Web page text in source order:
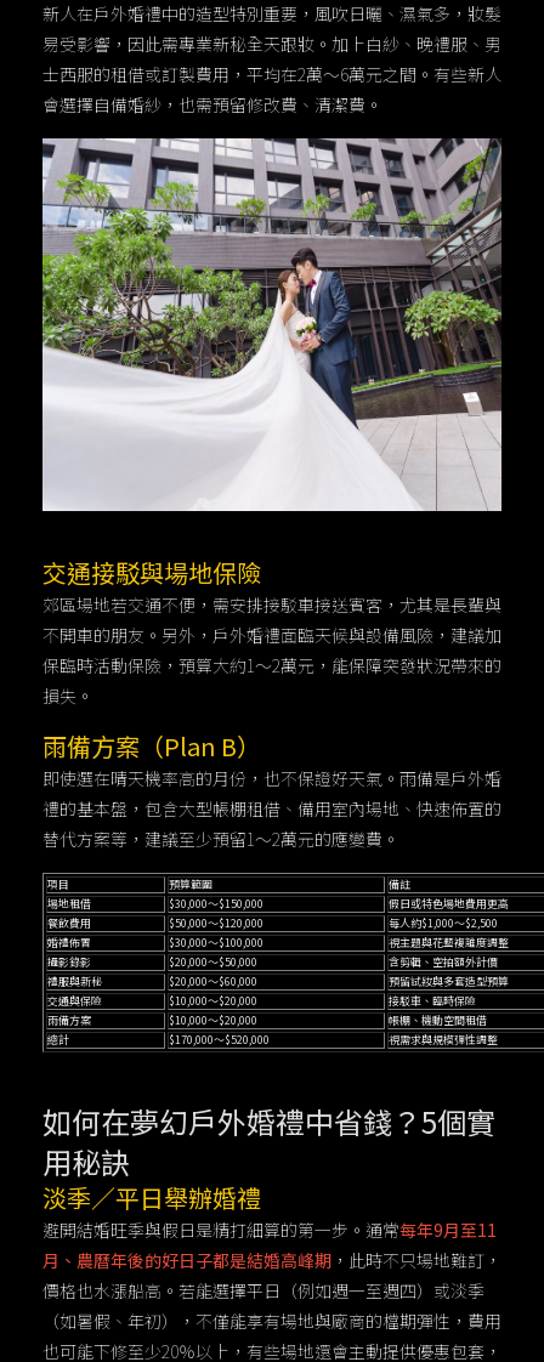
新人在戶外婚禮中的造型特別重要，風吹日曬、濕氣多，妝髮
易受影響，因此需專業新秘全天跟妝。加上白紗、晚禮服、男
士西服的租借或訂製費用，平均在2萬～6萬元之間。有些新人
會選擇自備婚紗，也需預留修改費、清潔費。
交通接駁與場地保險
郊區場地若交通不便，需安排接駁車接送賓客，尤其是長輩與
不開車的朋友。另外，戶外婚禮面臨天候與設備風險，建議加
保臨時活動保險，預算大約1～2萬元，能保障突發狀況帶來的
損失。
雨備方案（Plan B）
即使選在晴天機率高的月份，也不保證好天氣。雨備是戶外婚
禮的基本盤，包含大型帳棚租借、備用室內場地、快速佈置的
替代方案等，建議至少預留1～2萬元的應變費。
項目 預算範圍
備註
場地租借
$30,000～$150,000
假日或特色場地費用更高
餐飲費用
$50,000～$120,000
每人約$1,000～$2,500
婚禮佈置
$30,000～$100,000
視主題與花藝複雜度調整
攝影錄影
$20,000～$50,000
含剪輯、空拍額外計價
禮服與新秘
$20,000～$60,000
預留試妝與多套造型預算
交通與保險
$10,000～$20,000
接駁車、臨時保險
雨備方案
$10,000～$20,000
帳棚、機動空間租借
總計
$170,000～$520,000 視需求與規模彈性調整
如何在夢幻戶外婚禮中省錢？5個實
用秘訣
淡季／平日舉辦婚禮
避開結婚旺季與假日是精打細算的第一步。通常每年9月至11
月、農曆年後的好日子都是結婚高峰期 ，此時不只場地難訂，
價格也水漲船高。若能選擇平日（例如週一至週四）或淡季
（如暑假、年初），不僅能享有場地與廠商的檔期彈性，費用
也可能下修至少20％以上，有些場地還會主動提供優惠包套，